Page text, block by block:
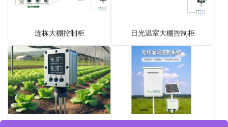
连栋大棚控制柜 日光温室大棚控制柜